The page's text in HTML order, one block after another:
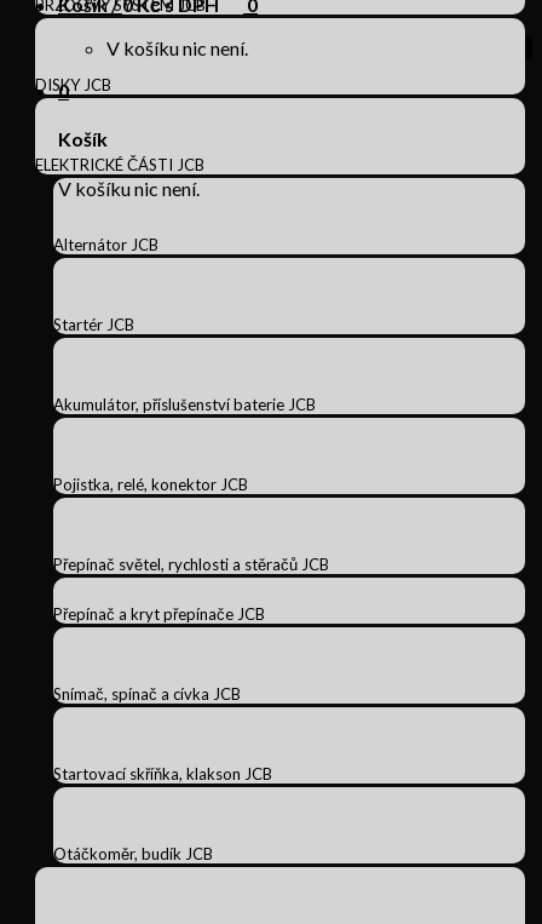
V košíku nic není.
0
Košík
V košíku nic není.
BRZDOVÝ SYSTÉM JCB
DISKY JCB
ELEKTRICKÉ ČÁSTI JCB
Alternátor JCB
Startér JCB
Akumulátor, příslušenství baterie JCB
Pojistka, relé, konektor JCB
Přepínač světel, rychlosti a stěračů JCB
Přepínač a kryt přepínače JCB
Snímač, spínač a cívka JCB
Startovací skříňka, klakson JCB
Otáčkoměr, budík JCB